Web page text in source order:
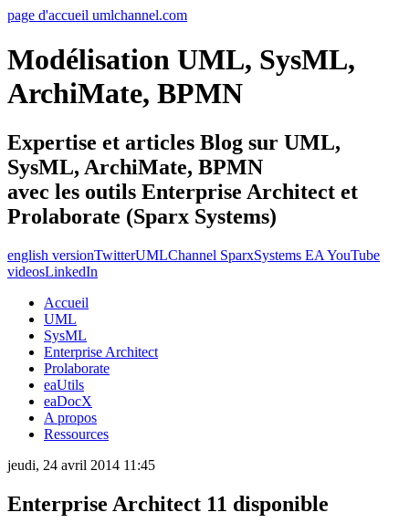
page d'accueil umlchannel.com
Modélisation UML, SysML,
ArchiMate, BPMN
Expertise et articles Blog sur UML,
SysML, ArchiMate, BPMN
avec les outils Enterprise Architect et
Prolaborate (Sparx Systems)
english versionTwitterUMLChannel SparxSystems EA YouTube
videosLinkedIn
Accueil
UML
SysML
Enterprise Architect
Prolaborate
eaUtils
eaDocX
A propos
Ressources
jeudi, 24 avril 2014 11:45
Enterprise Architect 11 disponible